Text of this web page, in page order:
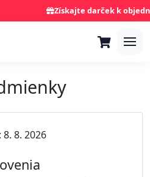
Získajte darček k
8. 2026